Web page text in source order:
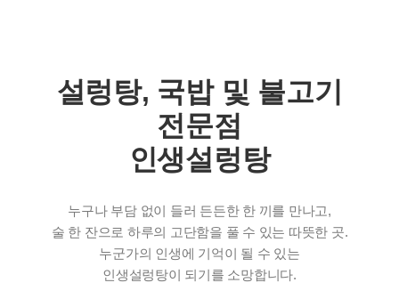
설렁탕, 국밥 및 불고기
전문점
인생설렁탕
누구나 부담 없이 들러 든든한 한 끼를 만나고,
술 한 잔으로 하루의 고단함을 풀 수 있는 따뜻한 곳.
누군가의 인생에 기억이 될 수 있는
인생설렁탕이 되기를 소망합니다.